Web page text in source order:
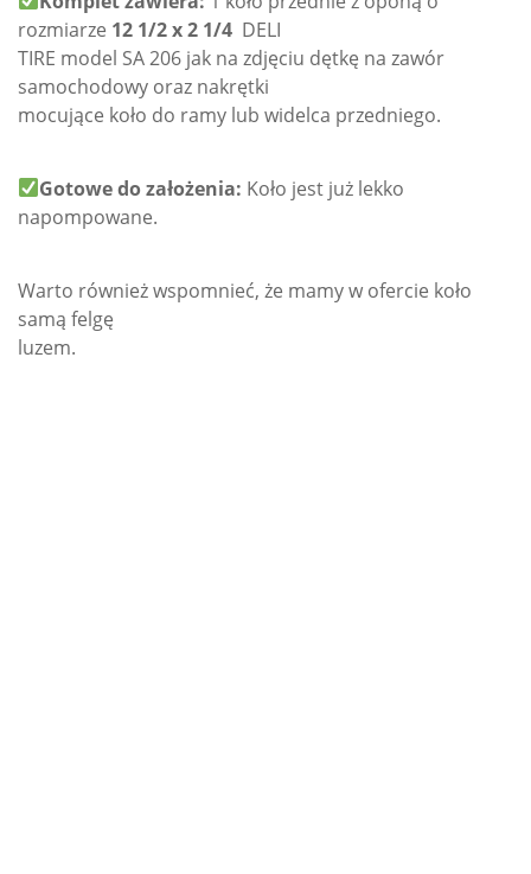
rozmiarze 12 1/2 x 2 1/4 DELI
TIRE model SA 206 jak na zdjęciu dętkę na zawór
samochodowy oraz nakrętki
mocujące koło do ramy lub widelca przedniego.
Gotowe do założenia: Koło jest już lekko
napompowane.
Warto również wspomnieć, że mamy w ofercie koło
samą felgę
luzem.